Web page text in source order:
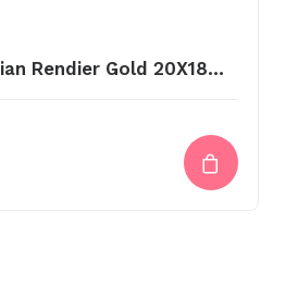
Bedels Bohemian Rendier Gold 20X18mm